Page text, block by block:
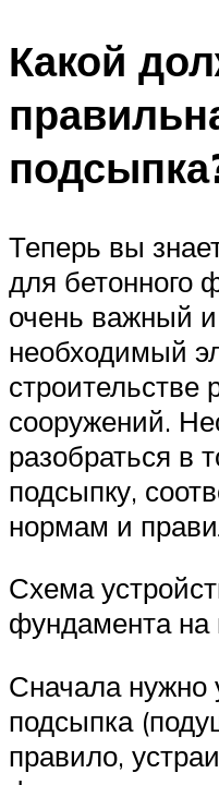
Какой
Теперь вы
для бетонного
очень важный
необходимый
строительстве
сооружений.
разобраться в
подсыпку,
нормам и
Схема
фундамента на
Сначала нужно
подсыпка
правило,